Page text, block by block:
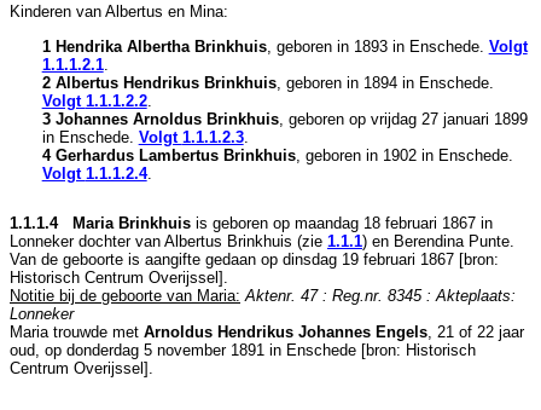
Kinderen van Albertus en Mina:
1 Hendrika Albertha Brinkhuis, geboren in 1893 in Enschede. Volgt
1.1.1.2.1.
2 Albertus Hendrikus Brinkhuis, geboren in 1894 in Enschede.
Volgt 1.1.1.2.2.
3 Johannes Arnoldus Brinkhuis, geboren op vrijdag 27 januari 1899
in Enschede. Volgt 1.1.1.2.3.
4 Gerhardus Lambertus Brinkhuis, geboren in 1902 in Enschede.
Volgt 1.1.1.2.4.
1.1.1.4 Maria Brinkhuis is geboren op maandag 18 februari 1867 in
Lonnekerdochter van Albertus Brinkhuis (zie 1.1.1) en Berendina Punte.
Van de geboorte is aangifte gedaan op dinsdag 19 februari 1867 [bron:
Historisch Centrum Overijssel ].
Notitie bij de geboorte van Maria: Aktenr. 47 : Reg.nr. 8345 : Akteplaats:
Lonneker
Maria trouwde met Arnoldus Hendrikus Johannes Engels, 21 of 22 jaar
oud, op donderdag 5 november 1891 in Enschede [bron: Historisch
Centrum Overijssel ].